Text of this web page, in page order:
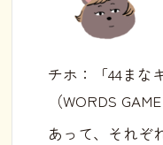
チホ：「44まな
（WORDS
あって、それぞ